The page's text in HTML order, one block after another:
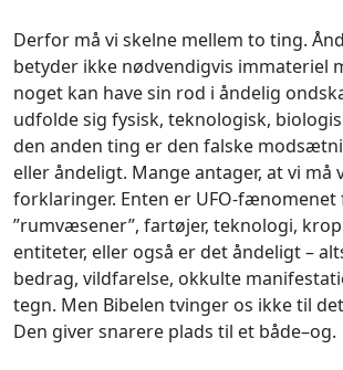
Derfor må vi skelne mellem to ting.
betyder ikke nødvendigvis immateriel
noget kan have sin rod i åndelig
udfolde sig fysisk, teknologisk,
den anden ting er den falske
eller åndeligt. Mange antager, at vi
forklaringer. Enten er UFO-fænomenet
”rumvæsener”, fartøjer, teknologi,
entiteter, eller også er det åndeligt –
bedrag, vildfarelse, okkulte
tegn. Men Bibelen tvinger os ikke til
Den giver snarere plads til et både–og.